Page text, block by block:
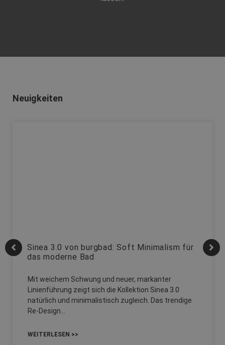
Neuigkeiten
Sinea 3.0 von burgbad: Soft Minimalism für
das moderne Bad
Mit weichem Schwung und neuer, markanter
Linienführung zeigt sich die Kollektion Sinea 3.0
natürlich und minimalistisch zugleich. Das trendige
Re-Design…
WEITERLESEN >>